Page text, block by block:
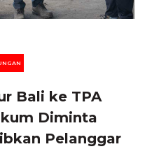
Bali ke TPA
Diminta
Pelanggar